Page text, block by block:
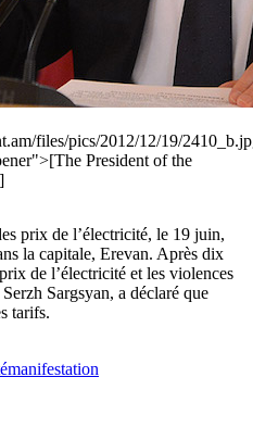
files/pics/2012/12/19/
President of the
prix de l’électricité, le 19 juin,
la capitale, Erevan. Après dix
de l’électricité et les violences
Sargsyan, a déclaré que
tarifs.
manifestation